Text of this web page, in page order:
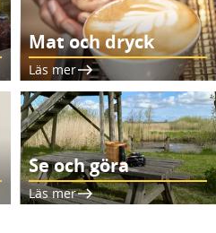
Mat och dryck
Läs mer
Se och göra
Läs mer